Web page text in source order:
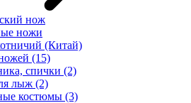
нож
ножи
(Китай)
(15)
спички (2)
лыж (2)
костюмы (3)